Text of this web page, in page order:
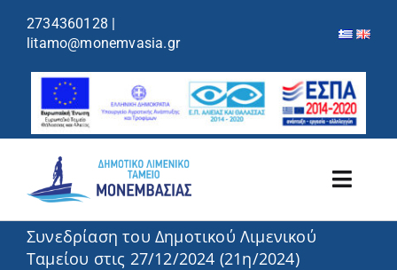
2734360128 |
litamo@monemvasia.gr
Λιμενικό Ταμείο
Συνεδρίαση του Δημοτικού Λιμενικού
Ταμείου στις 27/12/2024 (21η/2024)